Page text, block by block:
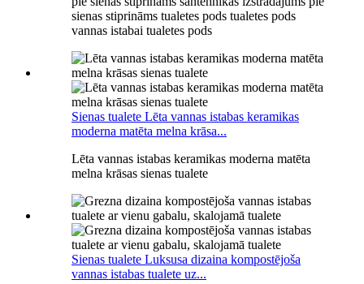
sienas stiprināms tualetes pods tualetes pods
vannas istabai tualetes pods
Sienas tualete Lēta vannas istabas keramikas
moderna matēta melna krāsa...
Lēta vannas istabas keramikas moderna matēta
melna krāsas sienas tualete
Sienas tualete Luksusa dizaina kompostējoša
vannas istabas tualete uz...